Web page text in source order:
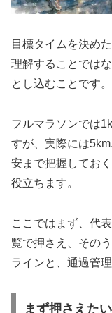
目標タイムを決め
理解することでは
とし込むことです。
フルマラソンでは
すが、実際には
安まで把握してお
役立ちます。
ここではまず、代
覧で押さえ、その
ラインと、通過管
まず押さえた